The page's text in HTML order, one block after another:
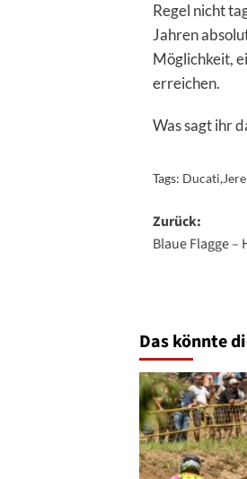
Regel nicht
Jahren
Möglichkeit,
erreichen.
Was sagt ihr
Tags: Ducati,
Zurück:
Blaue Flagge –
Das könnte